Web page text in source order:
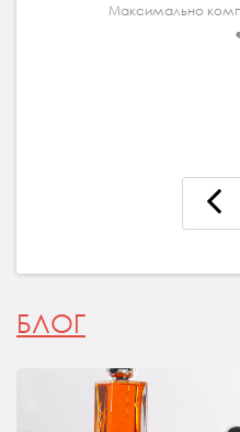
Максимально
БЛОГ